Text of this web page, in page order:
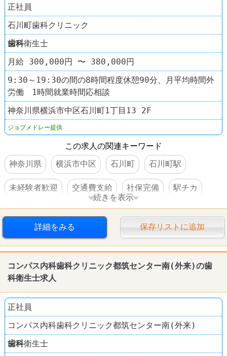
正社員
石川町歯科クリニック
歯科衛生士
月給 300,000円 〜 380,000円
9:30～19:30の間の8時間程度休憩90分、月平均時間外
労働 1時間就業時間応相談
神奈川県横浜市中区石川町1丁目13 2F
ジョブメドレー提供
この求人の関連キーワード
神奈川県
横浜市中区 石川町 石川町駅
未経験者歓迎 交通費支給 社保完備 駅チカ
服装自由
続きを表示
詳細をみる 保存リストに追加
コンパス内科歯科クリニック都筑センター南(外来)の歯
科衛生士求人
正社員
コンパス内科歯科クリニック都筑センター南(外来)
歯科衛生士